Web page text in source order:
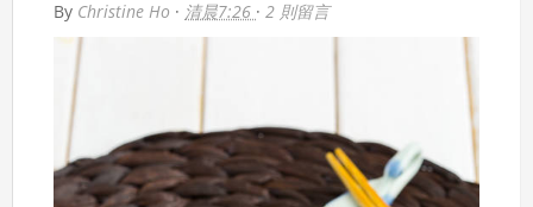
By Christine Ho · 清晨7:26 ·2 則留言